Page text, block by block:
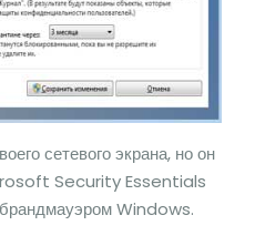
сетевого экрана, но он
Security Essentials
Windows.